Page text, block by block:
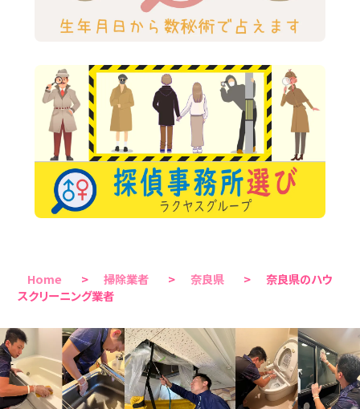
Home > 掃除業者 > 奈良県 >
奈良県のハウ
スクリーニング業者